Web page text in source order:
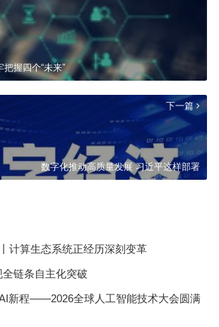
握四个“未来”
下一篇
数字化推动高质量发展 习近平这样部署
计算生态系统正经历深刻变革
链条自主化突破
新程——2026全球人工智能技术大会圆满